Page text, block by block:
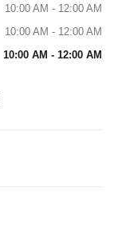
10:00 AM - 12:00 AM
10:00 AM - 12:00 AM
10:00 AM - 12:00 AM